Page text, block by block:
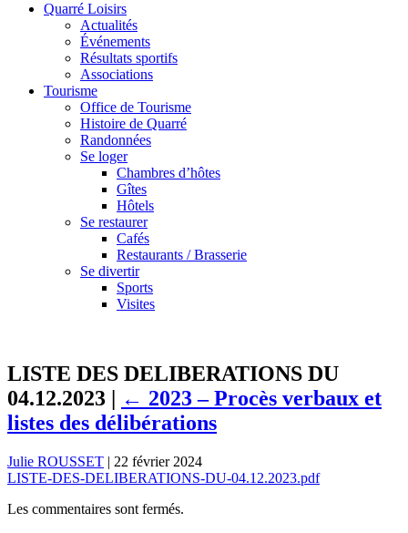
Quarré Loisirs
Actualités
Événements
Résultats sportifs
Associations
Tourisme
Office de Tourisme
Histoire de Quarré
Randonnées
Se loger
Chambres d’hôtes
Gîtes
Hôtels
Se restaurer
Cafés
Restaurants / Brasserie
Se divertir
Sports
Visites
LISTE DES DELIBERATIONS DU
04.12.2023 | ← 2023 – Procès verbaux et
listes des délibérations
Julie ROUSSET | 22 février 2024
LISTE-DES-DELIBERATIONS-DU-04.12.2023.pdf
Les commentaires sont fermés.